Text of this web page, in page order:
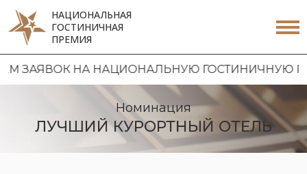
НАЦИОНАЛЬНАЯ
ГОСТИНИЧНАЯ
ПРЕМИЯ
НА НАЦИОНАЛЬНУЮ ГОСТИНИЧНУЮ ПРЕМИЮ
Номинация
ЛУЧШИЙ КУРОРТНЫЙ ОТЕЛЬ